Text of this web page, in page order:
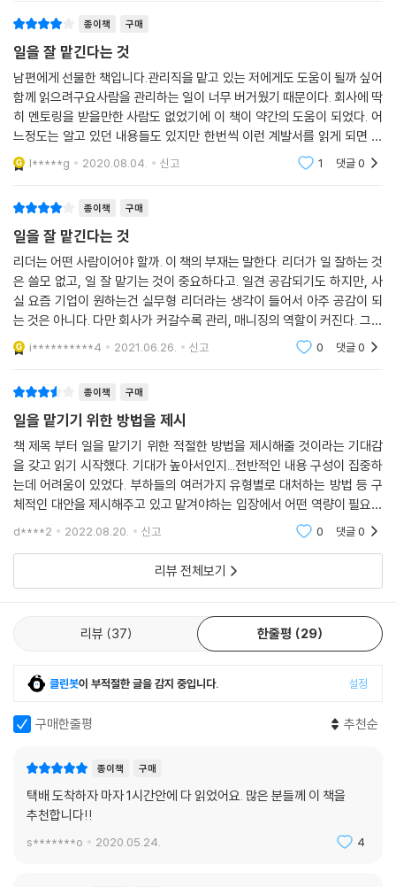
에 지나치게 자신만만하거나 소심한 ‘철부지형’ 사원, 주위 사람들과는 관
계없이 오로지 자기 일에만 신경을 쓰는 ‘터널 시야형’ 사원, 시키는 일마다
문제를 일으키는 ‘트러블메이커형’ 사원, 대답만 하고 정작 일은 하지 않는
‘언행불일치형’ 사원 등으로 구분한다. 그리고 각각의 유형에 따라 일을 맡
기고 성과를 내도록 이끄는 방법을 상세하게 제시하고 있다.
이 책은 젊은 세대와 상급자 사이에 있는 중간관리자라면 한 번쯤 고민해
봤을 상황에 대한 해법, 일을 잘 맡기는 방법, 일을 맡기기 어려운 각 유형
게 제시한다. 단순히 일을 맡기는 것에서 그치는 것이 아니라 일을 맡긴 후
의 관리법과 일을 잘 맡기는 리더처럼 보이는 방법에 대해서도 현실적인
방법을 알려준다. 따라서 효율적인 조직, 성과를 내는 조직을 만들기 위해
고민하는 많은 이들에게 이 책은 구체적인 가이드라인이 되어줄 것이다.
종이책 구매
일을 잘 맡긴다는 것
남편에게 선물한 책입니다.관리직을 맡고 있는 저에게도 도움이 될까 싶어
함께 읽으려구요사람을 관리하는 일이 너무 버거웠기 때문이다. 회사에 딱
히 멘토링을 받을만한 사람도 없었기에 이 책이 약간의 도움이 되었다. 어
느정도는 알고 있던 내용들도 있지만 한번씩 이런 계발서를 읽게 되면 마
음과 생각이 정리되는 느낌이라 가끔 읽게 됩니다. 스스로 일을 잘한다 생
각했던 시기도
l*****g 2020.08.04. 신고 1 댓글0
종이책 구매
일을 잘 맡긴다는 것
리더는 어떤 사람이어야 할까. 이 책의 부재는 말한다. 리더가 일 잘하는 것
은 쓸모 없고, 일 잘 맡기는 것이 중요하다고. 일견 공감되기도 하지만, 사
실 요즘 기업이 원하는건 실무형 리더라는 생각이 들어서 아주 공감이 되
는 것은 아니다. 다만 회사가 커갈수록 관리, 매니징의 역할이 커진다. 그럴
수록 혼자 일 잘하는 사람보다는 일을 잘 맡기고 잘 관리하는 사람이 필요
하게 된다.
i**********4 2021.06.26. 신고 0 댓글0
종이책 구매
일을 맡기기 위한 방법을 제시
책 제목 부터 일을 맡기기 위한 적절한 방법을 제시해줄 것이라는 기대감
을 갖고 읽기 시작했다. 기대가 높아서인지...전반적인 내용 구성이 집중하
는데 어려움이 있었다. 부하들의 여러가지 유형별로 대처하는 방법 등 구
체적인 대안을 제시해주고 있고 맡겨야하는 입장에서 어떤 역량이 필요한
지 제시하고 있지만 공감이 안가는 내용이 많아서 필독서라고 할만하지는
d****2 2022.08.20. 신고 0 댓글0
리뷰 전체보기
리뷰 37 한줄평 29
클린봇이 부적절한 글을 감지 중입니다. 설정
구매한줄평 추천순
종이책 구매
택배 도착하자 마자 1시간안에 다 읽었어요. 많은 분들께 이 책을
추천합니다!!
s*******o 2020.05.24. 4